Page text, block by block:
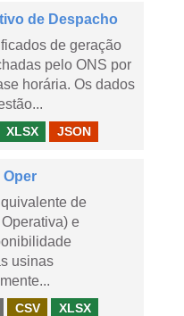
de Despacho
de geração
pelo ONS por
horária. Os dados
XLSX JSON
Oper
de
e
usinas
CSV XLSX